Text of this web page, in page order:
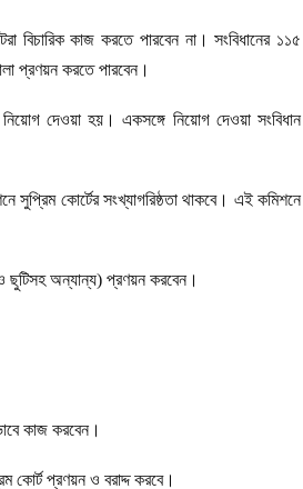
বিচারিক কাজ করতে পারবেন না। সংবিধানের ১১৫
প্রণয়ন করতে পারবেন।
দেওয়া হয়। একসঙ্গে নিয়োগ দেওয়া সংবিধান
কোর্টের সংখ্যাগরিষ্ঠতা থাকবে। এই কমিশনে
ও ছুটিসহ অন্যান্য) প্রণয়ন করবেন।
কাজ করবেন।
কোর্ট প্রণয়ন ও বরাদ্দ করবে।